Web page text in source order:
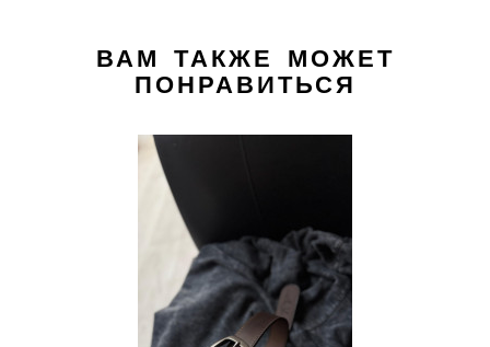
ВАМ ТАКЖЕ МОЖЕТ
ПОНРАВИТЬСЯ